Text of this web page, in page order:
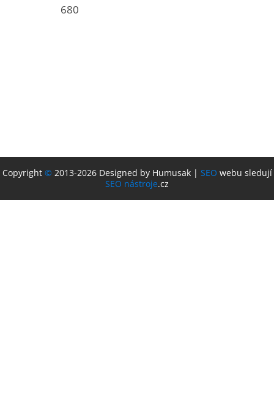
680
Copyright © 2013-2026 Designed by Humusak | SEO webu sledují
SEO nástroje.cz